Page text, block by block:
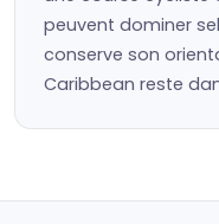
peuvent dominer
conserve son
Caribbean reste